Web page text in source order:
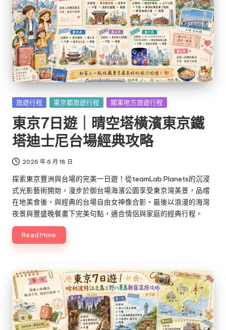
Posted
旅遊行程 東京都旅遊行程 關東地方旅遊行程
東京7日遊｜晴空塔橫濱東京鐵
塔迪士尼台場經典攻略
2026 年 6 月 18 日
探索東京豐洲與台場的完美一日遊！從teamLab Planets的沉浸
式光影藝術開始，漫步於御台場海濱公園享受東京灣美景，品嚐
在地美食後，與經典的台場自由女神像合影。最後以浪漫的海灣
夜景與豐盛晚餐畫下完美句點，適合情侶與家庭的經典行程。
Read More